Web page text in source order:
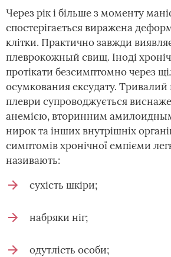
Через рік і більше з моменту
спостерігається виражена
клітки. Практично завжди
плеврокожный свищ. Іноді
протікати безсимптомно через
осумкования ексудату.
плеври супроводжується
анемією, вторинним
нирок та інших внутрішніх
симптомів хронічної емпієми
називають:
сухість шкіри;
набряки ніг;
одутлість особи;